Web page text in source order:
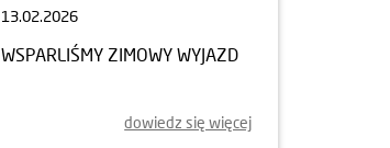
13.02.2026
WSPARLIŚMY ZIMOWY WYJAZD
dowiedz się więcej